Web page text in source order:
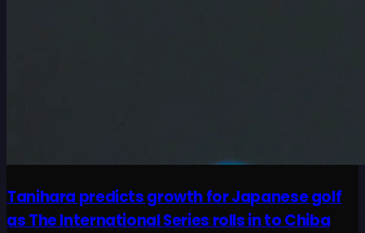
Tanihara predicts growth for Japanese golf
as The International Series rolls in to Chiba